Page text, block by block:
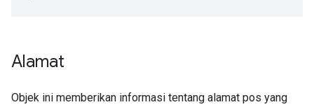
Alamat
Objek ini memberikan informasi tentang alamat pos yang